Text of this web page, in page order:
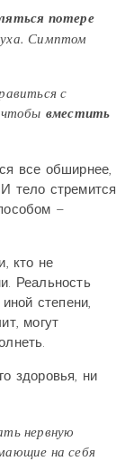
потере
Симптом
с
вместить
все обширнее,
тело стремится
–
кто не
Реальность
степени,
могут
здоровья, ни
нервную
на себя